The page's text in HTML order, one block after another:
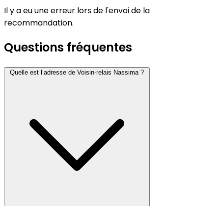
Il y a eu une erreur lors de l'envoi de la
recommandation.
Questions fréquentes
Quelle est l’adresse de Voisin-relais Nassima ?